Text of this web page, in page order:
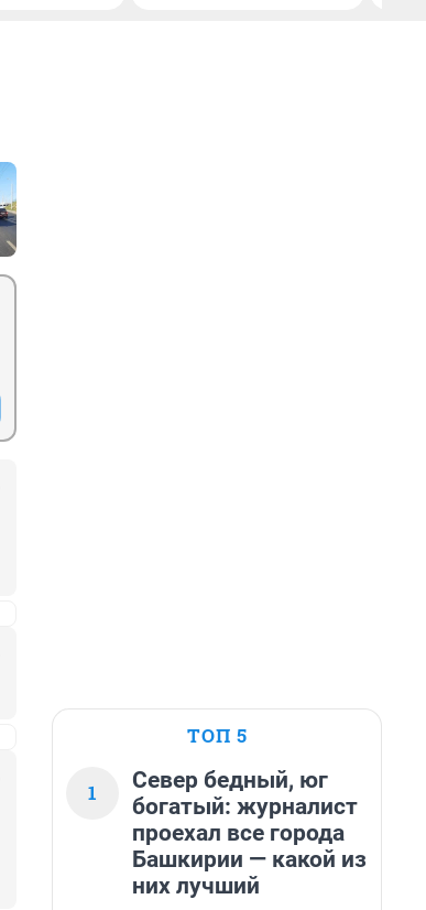
ТОП 5
1
Север бедный, юг
богатый: журналист
проехал все города
Башкирии — какой из
них лучший